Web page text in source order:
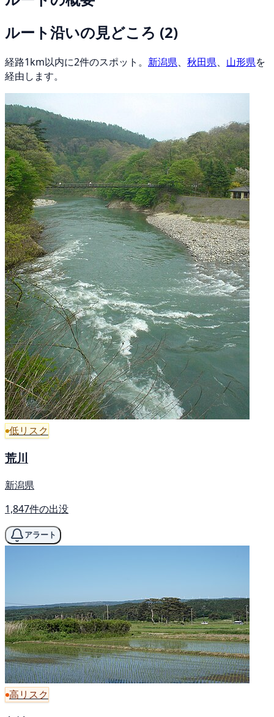
ルート沿いの見どころ (2)
経路1km以内に2件のスポット。 新潟県、 秋田県、 山形県を
経由します。
低リスク
荒川
新潟県
1,847件の出没
アラート
高リスク